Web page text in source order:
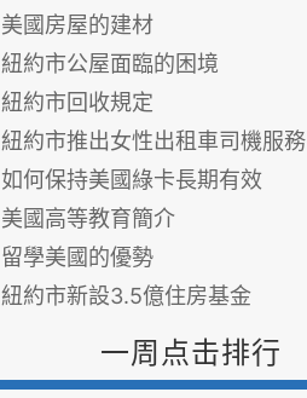
美國房屋的建材
紐約市公屋面臨的困境
紐約市回收規定
紐約市推出女性出租車司機服務
如何保持美國綠卡長期有效
美國高等教育簡介
留學美國的優勢
紐約市新設3.5億住房基金
一周点击排行